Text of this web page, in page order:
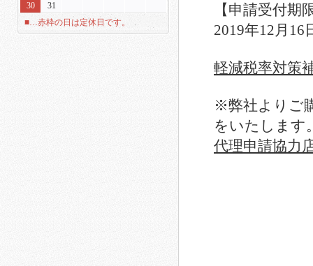
30
31
■…赤枠の日は定休日です。
【申請受付期
2019年12月
軽減税率対策
※弊社よりご
をいたします
代理申請協力